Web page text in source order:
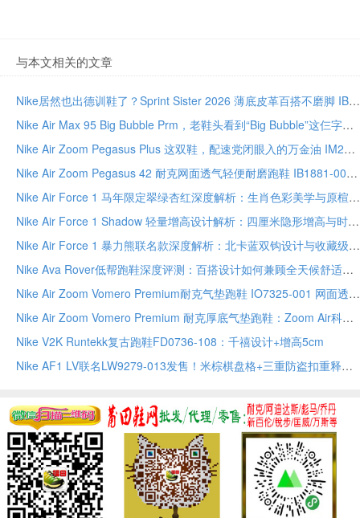
与本文相关的文章
Nike居然也出德训鞋了？Sprint Sister 2026 薄底皮革百搭不磨脚 IB7102-100
Nike Air Max 95 Big Bubble Prm，老鞋头看到“Big Bubble”这仨字就该懂了 IU2636-300
Nike Air Zoom Pegasus Plus 这双鞋，配速党闭眼入的万金油 IM2541-001 透气缓震尺码全
Nike Air Zoom Pegasus 42 耐克网面透气轻便耐磨跑鞋 IB1881-002
Nike Air Force 1 马年限定翠绿杏红深度解析：生肖色彩美学与原楦工艺的收藏之道
Nike Air Force 1 Shadow 轻量增高设计解析：四厘米隐形增高与时尚叠搭美学全指南
Nike Air Force 1 暴力熊联名款深度解析：北卡蓝双钩设计与收藏级工艺全指南
Nike Ava Rover低帮跑鞋深度评测：百搭设计如何兼顾全天候舒适与都市轻运动
Nike Air Zoom Vomero Premium耐克气垫跑鞋 IO7325-001 网面透气缓震厚底男女款
Nike Air Zoom Vomero Premium 耐克厚底气垫跑鞋：Zoom Air科技与React泡棉
Nike V2K Runtekk复古跑鞋FD0736-108：千禧设计+增高5cm
Nike AF1 LV联名LW9279-013发售！米棕棋盘格+三重防盗扣重释奢潮基因